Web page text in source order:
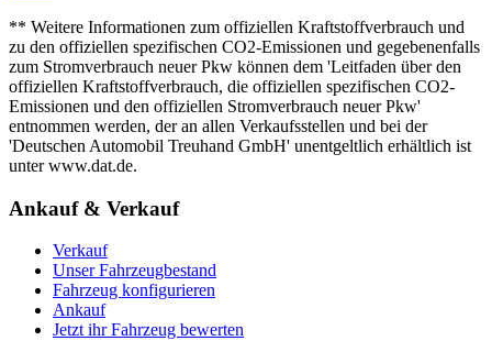
** Weitere Informationen zum offiziellen Kraftstoffverbrauch und
zu den offiziellen spezifischen CO2-Emissionen und gegebenenfalls
zum Stromverbrauch neuer Pkw können dem 'Leitfaden über den
offiziellen Kraftstoffverbrauch, die offiziellen spezifischen CO2-
Emissionen und den offiziellen Stromverbrauch neuer Pkw'
entnommen werden, der an allen Verkaufsstellen und bei der
'Deutschen Automobil Treuhand GmbH' unentgeltlich erhältlich ist
unter www.dat.de.
Ankauf & Verkauf
Verkauf
Unser Fahrzeugbestand
Fahrzeug konfigurieren
Ankauf
Jetzt ihr Fahrzeug bewerten